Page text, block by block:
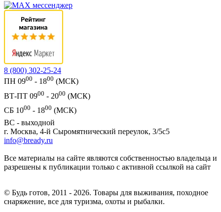
8 (800) 302-25-24
ПН 0900 - 1800 (МСК)
ВТ-ПТ 0900 - 2000 (МСК)
СБ 1000 - 1800 (МСК)
ВС - выходной
г. Москва, 4-й Сыромятнический переулок, 3/5с5
info@bready.ru
Все материалы на сайте являются собственностью владельца и
разрешены к публикации только с активной ссылкой на сайт
© Будь готов, 2011 - 2026. Товары для выживания, походное
снаряжение, все для туризма, охоты и рыбалки.